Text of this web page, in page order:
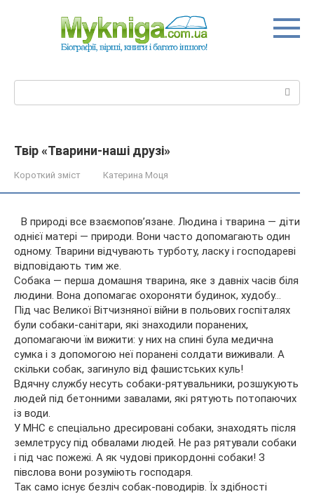
Твір «Тварини-наші друзі»
Короткий зміст Катерина Моця
В природі все взаємопов’язане. Людина і тварина — діти
однієї матері — природи. Вони часто допомагають один
одному. Тварини відчувають турботу, ласку і господареві
відповідають тим же.
Собака — перша домашня тварина, яке з давніх часів біля
людини. Вона допомагає охороняти будинок, худобу…
Під час Великої Вітчизняної війни в польових госпіталях
були собаки-санітари, які знаходили поранених,
допомагаючи їм вижити: у них на спині була медична
сумка і з допомогою неї поранені солдати виживали. А
скільки собак, загинуло від фашистських куль!
Вдячну службу несуть собаки-рятувальники, розшукують
людей під бетонними завалами, які рятують потопаючих
із води.
У МНС є спеціально дресировані собаки, знаходять після
землетрусу під обвалами людей. Не раз рятували собаки
і під час пожежі. А як чудові прикордонні собаки! З
півслова вони розуміють господаря.
Так само існує безліч собак-поводирів. Їх здібності